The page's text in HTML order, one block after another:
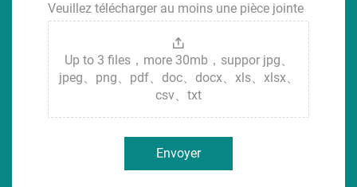
Veuillez télécharger au moins une pièce jointe
Up to 3 files，more 30mb，suppor jpg、
jpeg、png、pdf、doc、docx、xls、xlsx、
csv、txt
Envoyer